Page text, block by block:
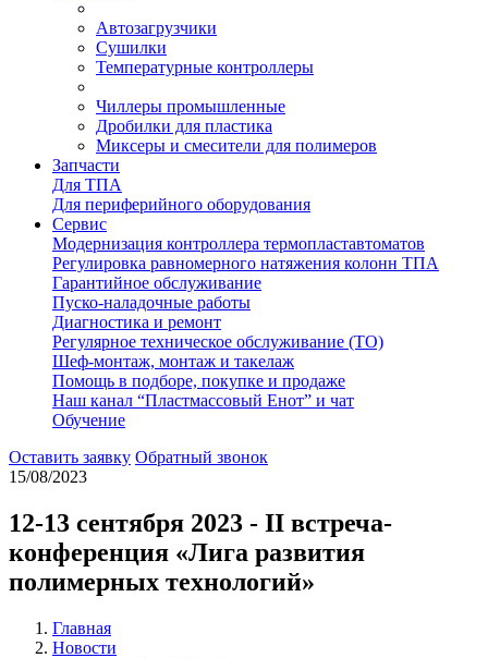
Автозагрузчики
Сушилки
Температурные контроллеры
Чиллеры промышленные
Дробилки для пластика
Миксеры и смесители для полимеров
Запчасти
Для ТПА
Для периферийного оборудования
Сервис
Модернизация контроллера термопластавтоматов
Регулировка равномерного натяжения колонн ТПА
Гарантийное обслуживание
Пуско-наладочные работы
Диагностика и ремонт
Регулярное техническое обслуживание (ТО)
Шеф-монтаж, монтаж и такелаж
Помощь в подборе, покупке и продаже
Наш канал “Пластмассовый Енот” и чат
Обучение
Оставить заявку Обратный звонок
15/08/2023
12-13 сентября 2023 - II встреча-
конференция «Лига развития
полимерных технологий»
Главная
Новости